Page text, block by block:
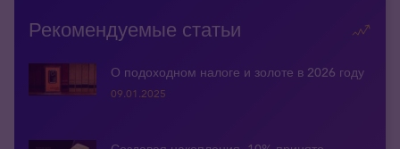
Рекомендуемые статьи
О подоходном налоге и золоте в 2026 году
09.01.2025